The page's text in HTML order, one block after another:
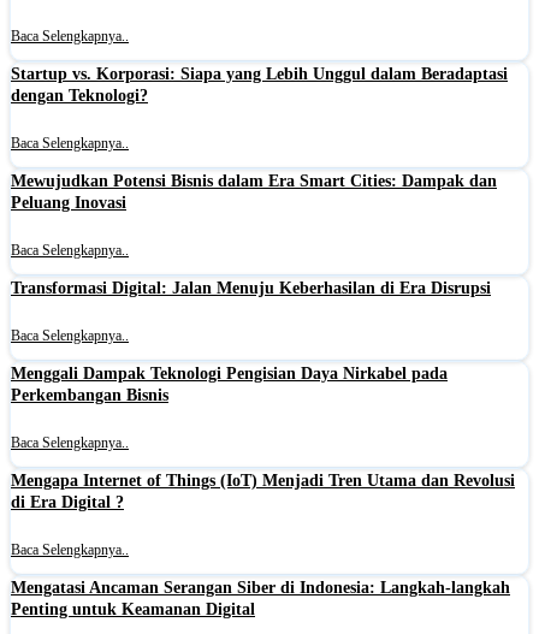
Baca Selengkapnya..
Startup vs. Korporasi: Siapa yang Lebih Unggul dalam Beradaptasi
dengan Teknologi?
Baca Selengkapnya..
Mewujudkan Potensi Bisnis dalam Era Smart Cities: Dampak dan
Peluang Inovasi
Baca Selengkapnya..
Transformasi Digital: Jalan Menuju Keberhasilan di Era Disrupsi
Baca Selengkapnya..
Menggali Dampak Teknologi Pengisian Daya Nirkabel pada
Perkembangan Bisnis
Baca Selengkapnya..
Mengapa Internet of Things (IoT) Menjadi Tren Utama dan Revolusi
di Era Digital ?
Baca Selengkapnya..
Mengatasi Ancaman Serangan Siber di Indonesia: Langkah-langkah
Penting untuk Keamanan Digital